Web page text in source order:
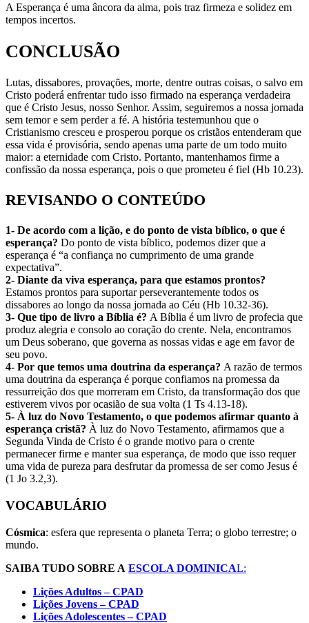
A Esperança é uma âncora da alma, pois traz firmeza e solidez em
tempos incertos.
CONCLUSÃO
Lutas, dissabores, provações, morte, dentre outras coisas, o salvo em
Cristo poderá enfrentar tudo isso firmado na esperança verdadeira
que é Cristo Jesus, nosso Senhor. Assim, seguiremos a nossa jornada
sem temor e sem perder a fé. A história testemunhou que o
Cristianismo cresceu e prosperou porque os cristãos entenderam que
essa vida é provisória, sendo apenas uma parte de um todo muito
maior: a eternidade com Cristo. Portanto, mantenhamos firme a
confissão da nossa esperança, pois o que prometeu é fiel (Hb 10.23).
REVISANDO O CONTEÚDO
1- De acordo com a lição, e do ponto de vista bíblico, o que é
esperança? Do ponto de vista bíblico, podemos dizer que a
esperança é “a confiança no cumprimento de uma grande
expectativa”.
2- Diante da viva esperança, para que estamos prontos?
Estamos prontos para suportar perseverantemente todos os
dissabores ao longo da nossa jornada ao Céu (Hb 10.32-36).
3- Que tipo de livro a Bíblia é? A Bíblia é um livro de profecia que
produz alegria e consolo ao coração do crente. Nela, encontramos
um Deus soberano, que governa as nossas vidas e age em favor de
seu povo.
4- Por que temos uma doutrina da esperança? A razão de termos
uma doutrina da esperança é porque confiamos na promessa da
ressurreição dos que morreram em Cristo, da transformação dos que
estiverem vivos por ocasião de sua volta (1 Ts 4.13-18).
5- À luz do Novo Testamento, o que podemos afirmar quanto à
esperança cristã? À luz do Novo Testamento, afirmamos que a
Segunda Vinda de Cristo é o grande motivo para o crente
permanecer firme e manter sua esperança, de modo que isso requer
uma vida de pureza para desfrutar da promessa de ser como Jesus é
(1 Jo 3.2,3).
VOCABULÁRIO
Cósmica: esfera que representa o planeta Terra; o globo terrestre; o
mundo.
SAIBA TUDO SOBRE A ESCOLA DOMINICAL:
Lições Adultos – CPAD
Lições Jovens – CPAD
Lições Adolescentes – CPAD